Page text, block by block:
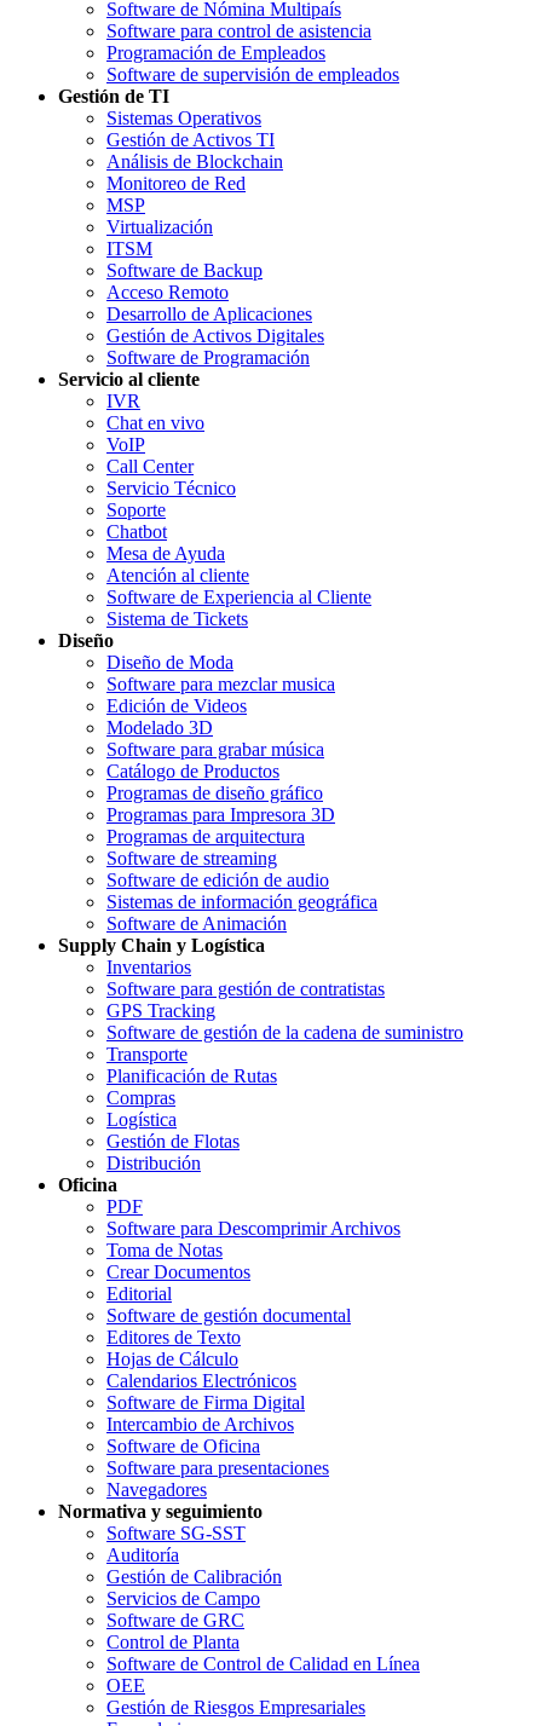
Software de Nómina Multipaís
Software para control de asistencia
Programación de Empleados
Software de supervisión de empleados
Gestión de TI
Sistemas Operativos
Gestión de Activos TI
Análisis de Blockchain
Monitoreo de Red
MSP
Virtualización
ITSM
Software de Backup
Acceso Remoto
Desarrollo de Aplicaciones
Gestión de Activos Digitales
Software de Programación
Servicio al cliente
IVR
Chat en vivo
VoIP
Call Center
Servicio Técnico
Soporte
Chatbot
Mesa de Ayuda
Atención al cliente
Software de Experiencia al Cliente
Sistema de Tickets
Diseño
Diseño de Moda
Software para mezclar musica
Edición de Videos
Modelado 3D
Software para grabar música
Catálogo de Productos
Programas de diseño gráfico
Programas para Impresora 3D
Programas de arquitectura
Software de streaming
Software de edición de audio
Sistemas de información geográfica
Software de Animación
Supply Chain y Logística
Inventarios
Software para gestión de contratistas
GPS Tracking
Software de gestión de la cadena de suministro
Transporte
Planificación de Rutas
Compras
Logística
Gestión de Flotas
Distribución
Oficina
PDF
Software para Descomprimir Archivos
Toma de Notas
Crear Documentos
Editorial
Software de gestión documental
Editores de Texto
Hojas de Cálculo
Calendarios Electrónicos
Software de Firma Digital
Intercambio de Archivos
Software de Oficina
Software para presentaciones
Navegadores
Normativa y seguimiento
Software SG-SST
Auditoría
Gestión de Calibración
Servicios de Campo
Software de GRC
Control de Planta
Software de Control de Calidad en Línea
OEE
Gestión de Riesgos Empresariales